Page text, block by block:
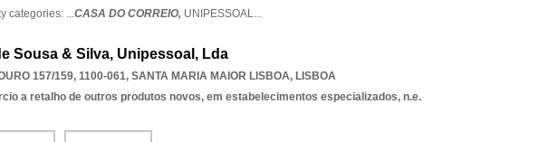
categories: ...CASA DO CORREIO, UNIPESSOAL...
Sousa & Silva, Unipessoal, Lda
157/159, 1100-061, SANTA MARIA MAIOR LISBOA, LISBOA
a retalho de outros produtos novos, em estabelecimentos especializados, n.e.